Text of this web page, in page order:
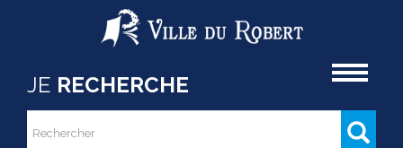
Aller au contenu principal
JE RECHERCHE
Rechercher